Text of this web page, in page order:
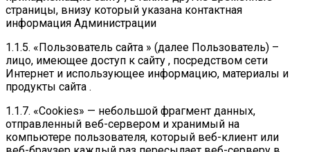
страницы, внизу который указана контактная
информация Администрации
1.1.5. «Пользователь сайта » (далее Пользователь) –
лицо, имеющее доступ к сайту , посредством сети
Интернет и использующее информацию, материалы и
продукты сайта .
1.1.7. «Cookies» — небольшой фрагмент данных,
отправленный веб-сервером и хранимый на
компьютере пользователя, который веб-клиент или